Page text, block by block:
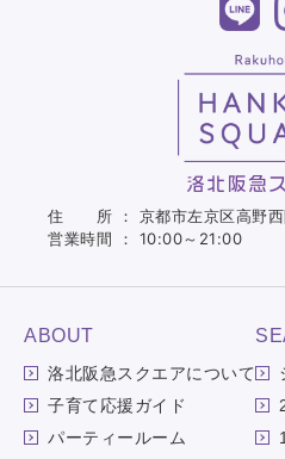
住 所 ： 京都市左京区高野西
営業時間 ： 10:00～21:00
ABOUT
洛北阪急スクエアについて
子育て応援ガイド
パーティールーム